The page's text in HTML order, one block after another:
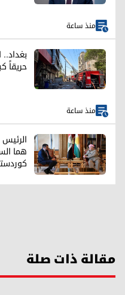
منذ ساعة
حريقاً
منذ ساعة
الرئيس
هما
مقالة ذات صلة